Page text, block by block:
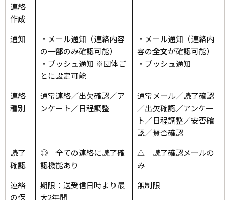
連絡
作成
通知
・メール通知（連絡内容
の一部のみ確認可能）
・プッシュ通知 ※団体ご
とに設定可能
・メール通知（連絡内
容の全文が確認可能）
・プッシュ通知
連絡
種別
通常連絡／出欠確認／ア
ンケート／日程調整
通常メール／読了確認
／出欠確認／アンケー
ト／日程調整／安否確
認／賛否確認
読了
確認
◎ 全ての連絡に読了確
認機能あり
△ 読了確認メールの
み
連絡
の保
期限：送受信日時より最
大2年間
無制限